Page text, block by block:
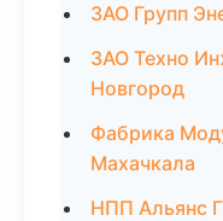
ЗАО Групп
ЗАО Техно
Новгород
Фабрика
Махачкала
НПП Альянс